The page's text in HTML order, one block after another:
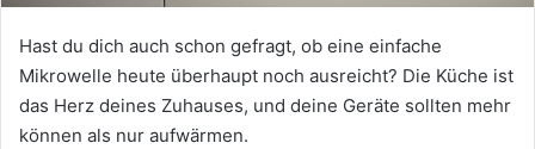
Hast du dich auch schon gefragt, ob eine einfache
Mikrowelle heute überhaupt noch ausreicht? Die Küche ist
das Herz deines Zuhauses, und deine Geräte sollten mehr
können als nur aufwärmen.